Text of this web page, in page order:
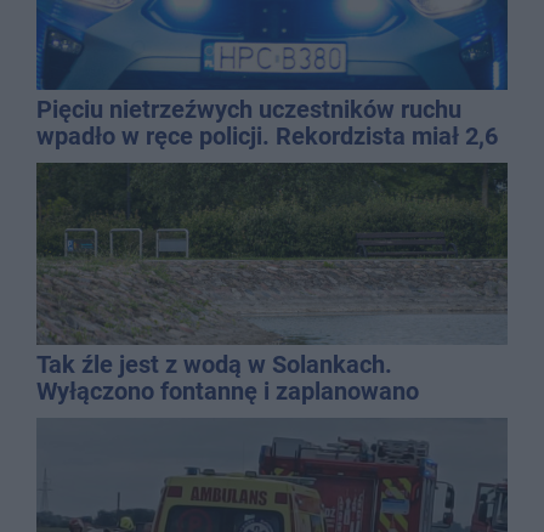
Pięciu nietrzeźwych uczestników ruchu
wpadło w ręce policji. Rekordzista miał 2,6
promila
Tak źle jest z wodą w Solankach.
Wyłączono fontannę i zaplanowano